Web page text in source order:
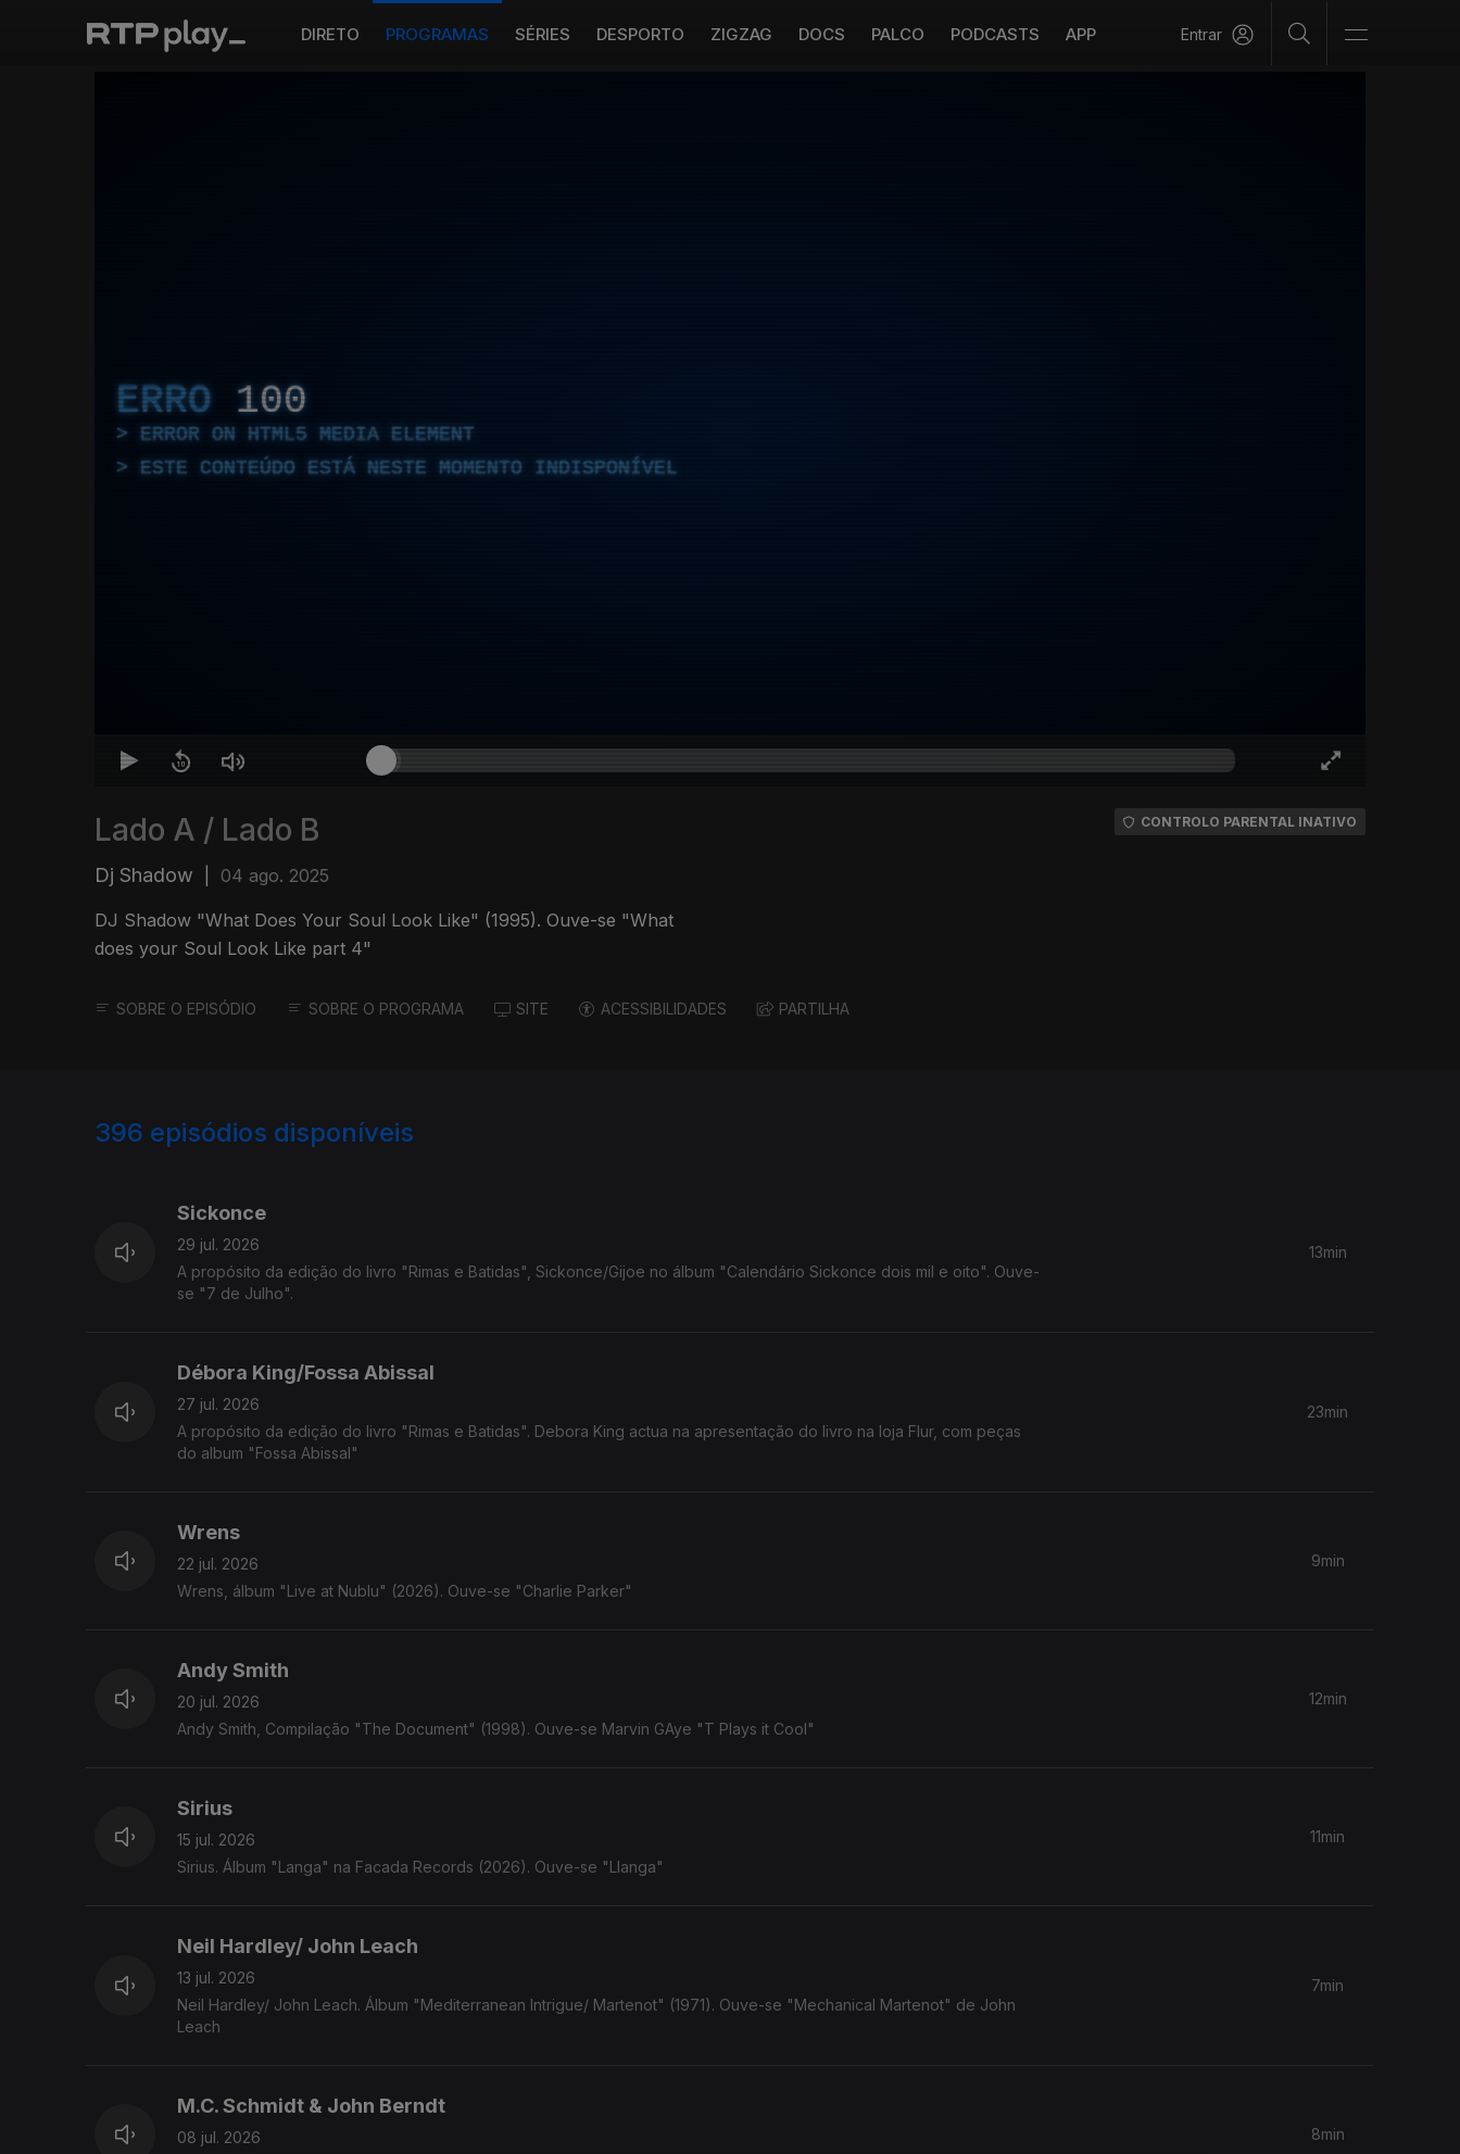
DIRETO PROGRAMAS SÉRIES DESPORTO ZIGZAG DOCS PALCO PODCASTS APP Entrar
ERRO 100
ERROR ON HTML5 MEDIA ELEMENT
ESTE CONTEÚDO ESTÁ NESTE MOMENTO INDISPONÍVEL
Lado A / Lado B
Dj Shadow 04 ago. 2025
DJ Shadow "What Does Your Soul Look Like" (1995). Ouve-se "What
does your Soul Look Like part 4"
CONTROLO PARENTAL INATIVO
SOBRE O EPISÓDIO SOBRE O PROGRAMA SITE ACESSIBILIDADES PARTILHA
396 episódios disponíveis
Sickonce
29 jul. 2026
A propósito da edição do livro "Rimas e Batidas", Sickonce/Gijoe no álbum "Calendário Sickonce dois mil e oito". Ouve-
se "7 de Julho".
13min
Débora King/Fossa Abissal
27 jul. 2026
A propósito da edição do livro "Rimas e Batidas". Debora King actua na apresentação do livro na loja Flur, com peças
do album "Fossa Abissal"
23min
Wrens
22 jul. 2026
Wrens, álbum "Live at Nublu" (2026). Ouve-se "Charlie Parker"
9min
Andy Smith
20 jul. 2026
Andy Smith, Compilação "The Document" (1998). Ouve-se Marvin GAye "T Plays it Cool"
12min
Sirius
15 jul. 2026
Sirius. Álbum "Langa" na Facada Records (2026). Ouve-se "Llanga"
11min
Neil Hardley/ John Leach
13 jul. 2026
Neil Hardley/ John Leach. Álbum "Mediterranean Intrigue/ Martenot" (1971). Ouve-se "Mechanical Martenot" de John
Leach
7min
M.C. Schmidt & John Berndt
08 jul. 2026
8min